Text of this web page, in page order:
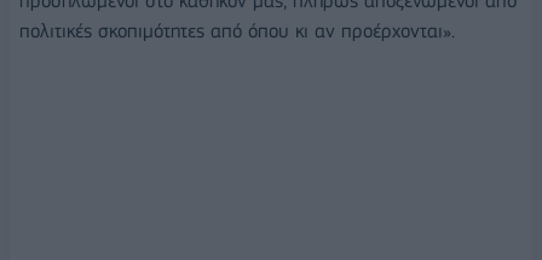
πολιτικές σκοπιμότητες από όπου κι αν προέρχονται».